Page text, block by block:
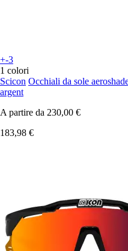
+-3
1 colori
Scicon Occhiali da sole
argent
A partire da 230,00 €
183,98 €